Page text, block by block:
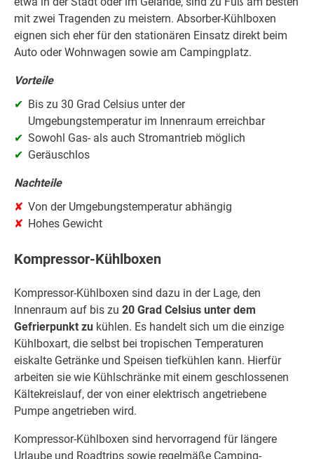
mit zwei Tragenden zu meistern. Absorber-Kühlboxen
eignen sich eher für den stationären Einsatz direkt beim
Auto oder Wohnwagen sowie am Campingplatz.
Vorteile
Bis zu 30 Grad Celsius unter der
Umgebungstemperatur im Innenraum erreichbar
Sowohl Gas- als auch Stromantrieb möglich
Geräuschlos
Nachteile
Von der Umgebungstemperatur abhängig
Hohes Gewicht
Kompressor-Kühlboxen
Kompressor-Kühlboxen sind dazu in der Lage, den
Innenraum auf bis zu 20 Grad Celsius unter dem
Gefrierpunkt zu kühlen. Es handelt sich um die einzige
Kühlboxart, die selbst bei tropischen Temperaturen
eiskalte Getränke und Speisen tiefkühlen kann. Hierfür
arbeiten sie wie Kühlschränke mit einem geschlossenen
Kältekreislauf, der von einer elektrisch angetriebene
Pumpe angetrieben wird.
Kompressor-Kühlboxen sind hervorragend für längere
Urlaube und Roadtrips sowie regelmäße Camping-